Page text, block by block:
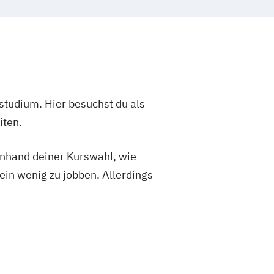
Hier besuchst du als
deiner Kurswahl, wie
wenig zu jobben. Allerdings